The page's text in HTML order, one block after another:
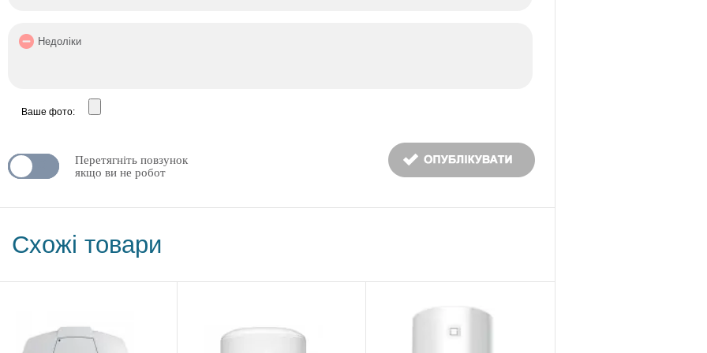
Ваше фото:
OFF
Перетягніть повзунок
якщо ви не робот
Схожі товари